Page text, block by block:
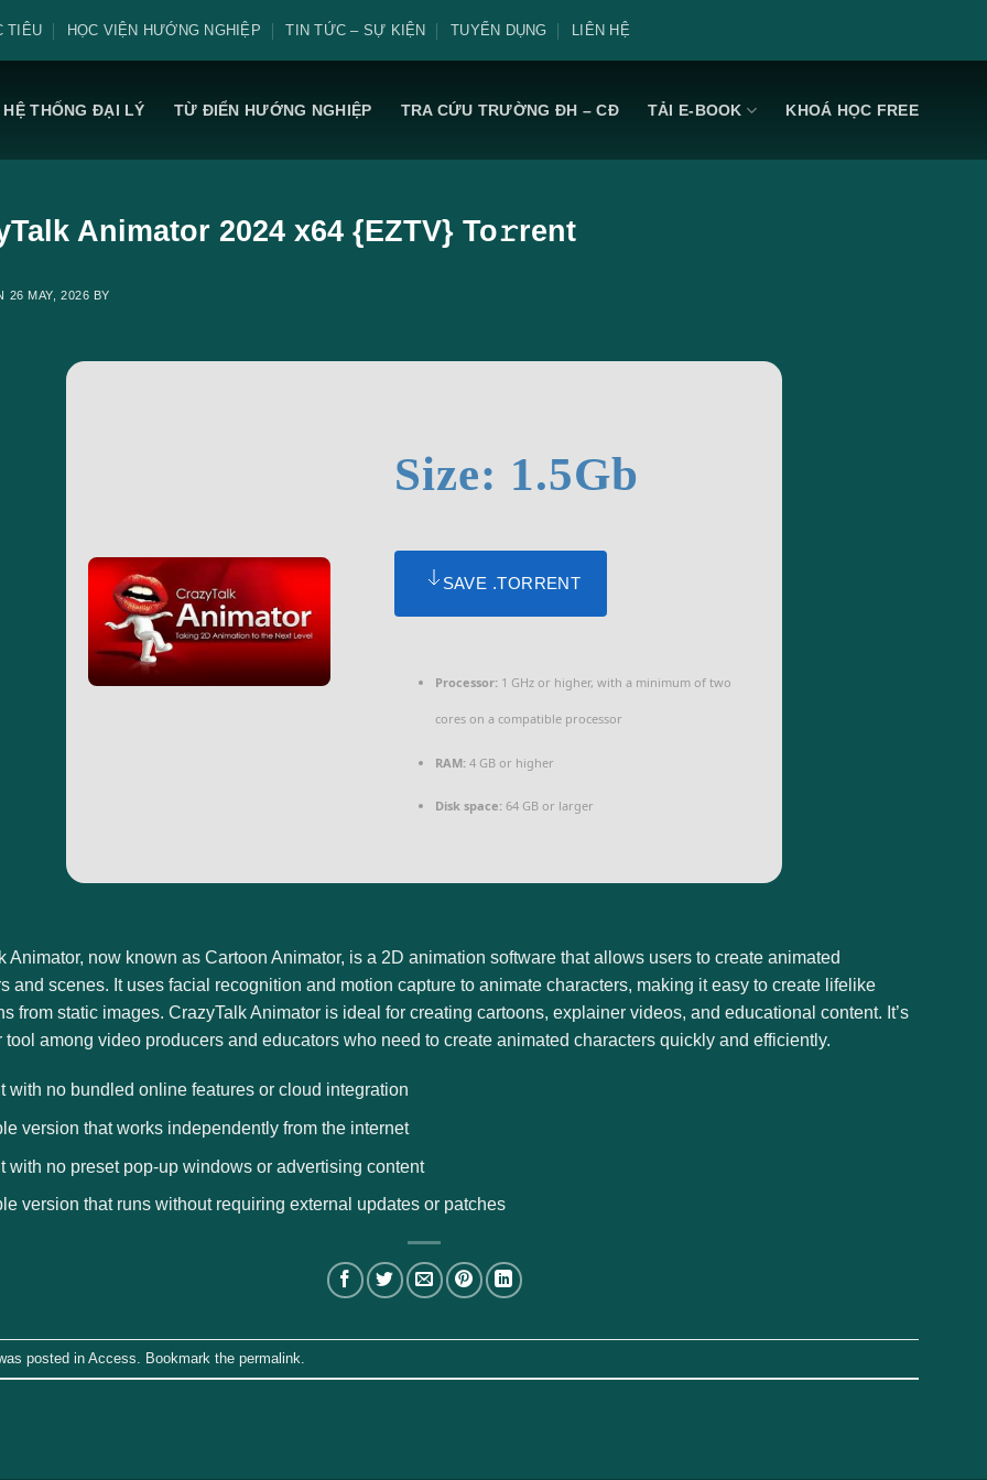
TIÊU HỌC VIỆN HƯỚNG NGHIỆP TIN TỨC – SỰ KIỆN TUYỂN DỤNG LIÊN HỆ
HỆ THỐNG ĐẠI LÝ TỪ ĐIỂN HƯỚNG NGHIỆP TRA CỨU TRƯỜNG ĐH – CĐ TẢI E-BOOK KHOÁ HỌC FREE
Animator 2024 x64 {EZTV} To𝚛rent
26 MAY, 2026 BY
Size: 1.5Gb
SAVE .TORRENT
Processor:1 GHz or higher, with a minimum of two
cores on a compatible processor
RAM:4 GB or higher
Disk space:64 GB or larger
Animator, now known as Cartoon Animator, is a 2D animation software that allows users to create animated
and scenes. It uses facial recognition and motion capture to animate characters, making it easy to create lifelike
from static images. CrazyTalk Animator is ideal for creating cartoons, explainer videos, and educational content. It’s
tool among video producers and educators who need to create animated characters quickly and efficiently.
with no bundled online features or cloud integration
version that works independently from the internet
with no preset pop-up windows or advertising content
version that runs without requiring external updates or patches
posted in Access . Bookmark the permalink